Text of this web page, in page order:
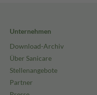
Unternehmen
Download-Archiv
Über Sanicare
Stellenangebote
Partner